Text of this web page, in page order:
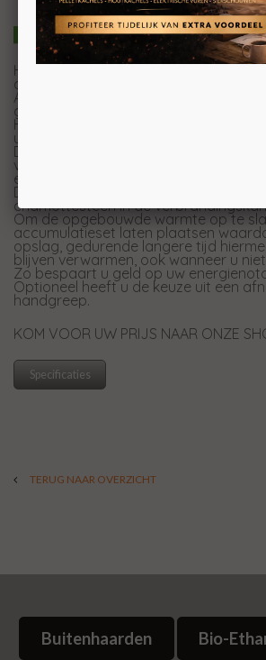
Het luxe Impression programma biedt
aan inbouwhaarden met draaideur.
Alle fronthaarden zijn voorzien van
glas.
Hierdoor heeft deze haard een luxere
uiteraard meer zicht op het vuur.
Door de minimale inbouwdiepte en
vermogen zijn ze zeer geschikt in de
energiezuinige nieuwbouw woningen.
De Impression serie biedt standaard
chamottesteen in de
Om de opgebouwde warmte op te
accumulatieset laten plaatsen
opslag, gedurende langere tijd
blijven verwarmen, ook wanneer u
Zo bespaart u geld op uw
Optioneel heeft u de keuze uit een
handgreep.
KOM VOOR UW PRIJS NAAR ONZE
Specificaties
TERUG NAAR OVERZICHT
Buitenhaarden Bio-